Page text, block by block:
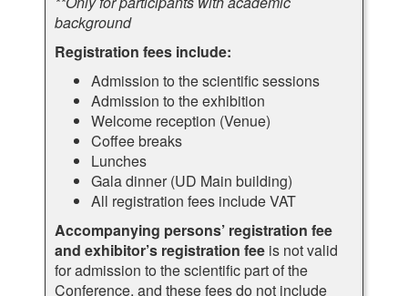
background
Registration fees include:
Admission to the scientific sessions
Admission to the exhibition
Welcome reception (Venue)
Coffee breaks
Lunches
Gala dinner (UD Main building)
All registration fees include VAT
Accompanying persons’ registration fee
and exhibitor’s registration fee is not valid
for admission to the scientific part of the
Conference, and these fees do not include